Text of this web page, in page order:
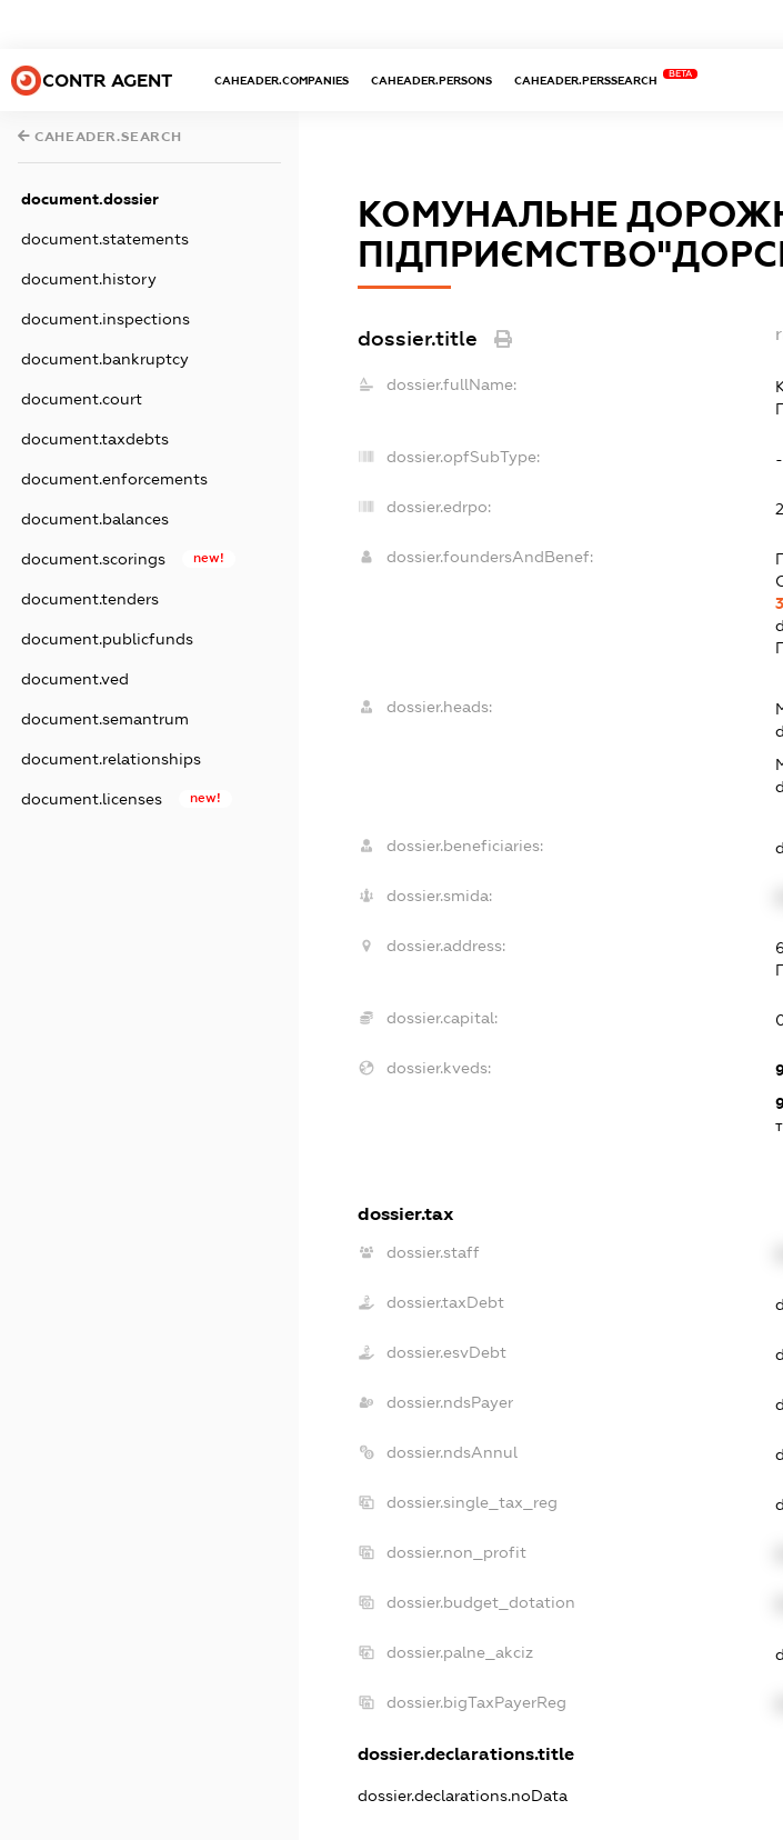
CONTR AGENT CAHEADER.COMPANIES CAHEADER.PERSONS CAHEADER.PERSSEARCH
BETA
CAHEADER.SEARCH
document.dossier
document.statements
document.history
document.inspections
document.bankruptcy
document.court
document.taxdebts
document.enforcements
document.balances
document.scorings new!
document.tenders
document.publicfunds
document.ved
document.semantrum
document.relationships
document.licenses new!
КОМУНАЛЬНЕ
dossier.title
dossier.fullName:
dossier.opfSubType: -
dossier.edrpo:
dossier.foundersAndBenef:
dossier.heads:
dossier.beneficiaries:
dossier.smida:
dossier.address:
dossier.capital:
dossier.kveds:
dossier.tax
dossier.staff
dossier.taxDebt
dossier.esvDebt
dossier.ndsPayer
dossier.ndsAnnul
dossier.single_tax_reg
dossier.non_profit
dossier.budget_dotation
dossier.palne_akciz
dossier.bigTaxPayerReg
dossier.declarations.title
dossier.declarations.noData